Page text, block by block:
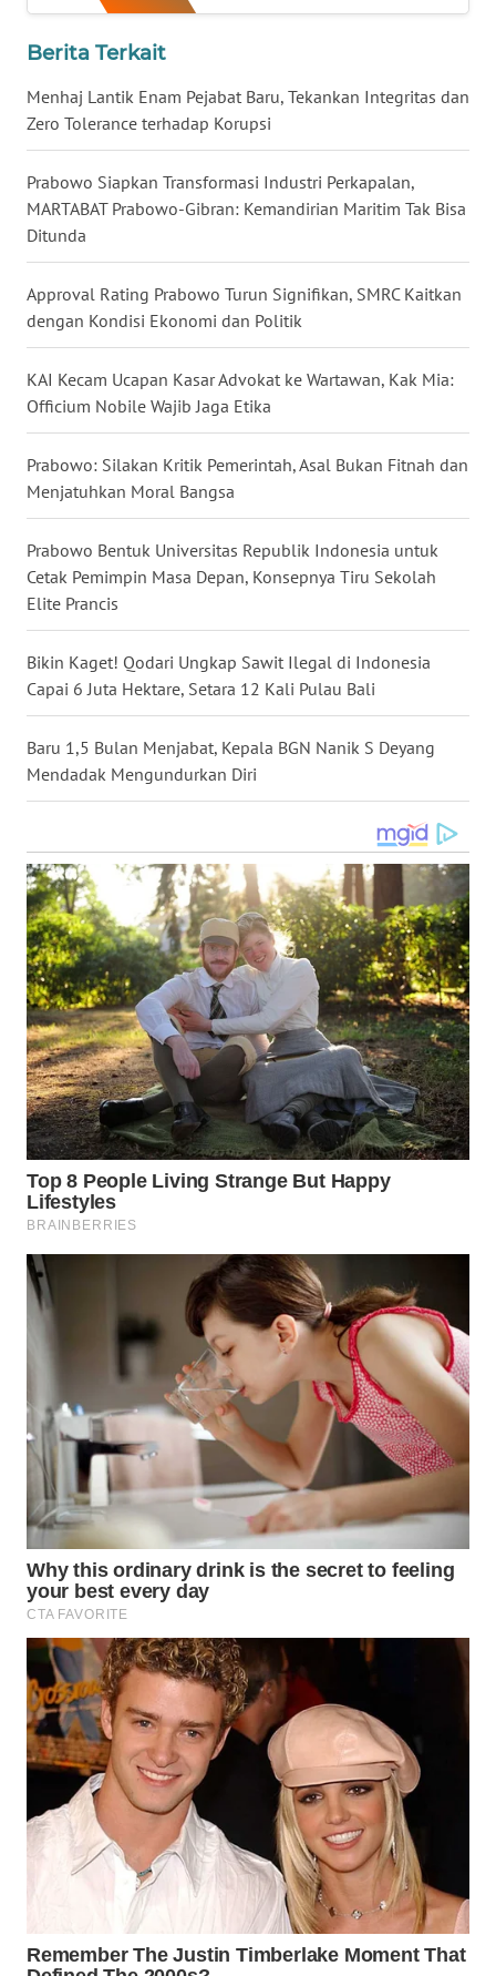
Berita Terkait
Menhaj Lantik Enam Pejabat Baru, Tekankan Integritas dan
Zero Tolerance terhadap Korupsi
Prabowo Siapkan Transformasi Industri Perkapalan,
MARTABAT Prabowo-Gibran: Kemandirian Maritim Tak Bisa
Ditunda
Approval Rating Prabowo Turun Signifikan, SMRC Kaitkan
dengan Kondisi Ekonomi dan Politik
KAI Kecam Ucapan Kasar Advokat ke Wartawan, Kak Mia:
Officium Nobile Wajib Jaga Etika
Prabowo: Silakan Kritik Pemerintah, Asal Bukan Fitnah dan
Menjatuhkan Moral Bangsa
Prabowo Bentuk Universitas Republik Indonesia untuk
Cetak Pemimpin Masa Depan, Konsepnya Tiru Sekolah
Elite Prancis
Bikin Kaget! Qodari Ungkap Sawit Ilegal di Indonesia
Capai 6 Juta Hektare, Setara 12 Kali Pulau Bali
Baru 1,5 Bulan Menjabat, Kepala BGN Nanik S Deyang
Mendadak Mengundurkan Diri
KALTARA
WN
KALSEL
WN
KALTIM
WN
SULSEL
WN
GORONTALO
WN
SULUT
WN
WN
WN
DAIRI
WN
DANAU
TOBA
WN
NIAS
WN
LANGKAT
WN
TAPANULI
SELATAN
WN
TANJUNG
LESUNG
KARO
SIMALUNGUN
WN
LABUHANBATU
WN
TAPANULI
TENGAH
WN DELI
SERDANG
WN
TEBING
TINGGI
WN
PAKPAK
WN
BEKASI